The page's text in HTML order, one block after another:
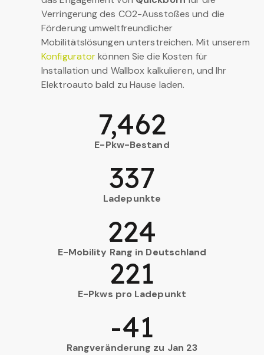
Verringerung des CO2-Ausstoßes und die
Förderung umweltfreundlicher
Mobilitätslösungen unterstreichen. Mit unserem
Konfiguratorkönnen Sie die Kosten für
Installation und Wallbox kalkulieren, und Ihr
Elektroauto bald zu Hause laden.
E-Pkw-Bestand
7,462
Ladepunkte
337
E-Mobility Rang in Deutschland
224
E-Pkws pro Ladepunkt
221
Rangveränderung zu Jan 23
-41